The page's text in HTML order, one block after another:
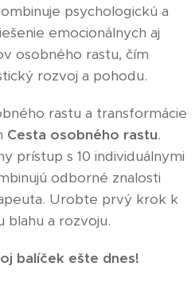
psychologickú a
emocionálnych aj
osobného rastu, čím
rozvoj a pohodu.
rastu a transformácie
Cesta osobného rastu.
prístup s 10 individuálnymi
odborné znalosti
Urobte prvý krok k
blahu a rozvoju.
balíček ešte dnes!